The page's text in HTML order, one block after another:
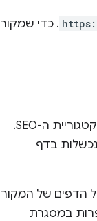
. כדי שמקור
ובודקים את התוצאות בקטגוריית ה-SEO.
נכשלות בדף
הדפים של המקור
במסגרת